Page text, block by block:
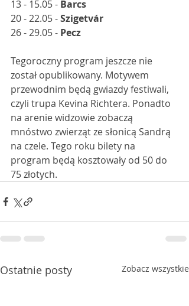
13 - 15.05 - Barcs
20 - 22.05 - Szigetvár
26 - 29.05 - Pecz
Tegoroczny program jeszcze nie
został opublikowany. Motywem
przewodnim będą gwiazdy festiwali,
czyli trupa Kevina Richtera. Ponadto
na arenie widzowie zobaczą
mnóstwo zwierząt ze słonicą Sandrą
na czele. Tego roku bilety na
program będą kosztowały od 50 do
75 złotych.
Ostatnie posty Zobacz wszystkie